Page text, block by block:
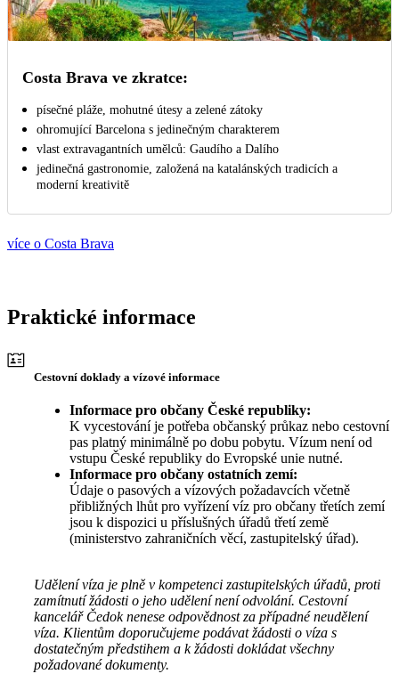
Costa Brava ve zkratce:
písečné pláže, mohutné útesy a zelené zátoky
ohromující Barcelona s jedinečným charakterem
vlast extravagantních umělců: Gaudího a Dalího
jedinečná gastronomie, založená na katalánských tradicích a
moderní kreativitě
více o Costa Brava
Praktické informace
Cestovní doklady a vízové informace
Informace pro občany České republiky:
K vycestování je potřeba občanský průkaz nebo cestovní
pas platný minimálně po dobu pobytu. Vízum není od
vstupu České republiky do Evropské unie nutné.
Informace pro občany ostatních zemí:
Údaje o pasových a vízových požadavcích včetně
přibližných lhůt pro vyřízení víz pro občany třetích zemí
jsou k dispozici u příslušných úřadů třetí země
(ministerstvo zahraničních věcí, zastupitelský úřad).
Udělení víza je plně v kompetenci zastupitelských úřadů, proti
zamítnutí žádosti o jeho udělení není odvolání. Cestovní
kancelář Čedok nenese odpovědnost za případné neudělení
víza. Klientům doporučujeme podávat žádosti o víza s
dostatečným předstihem a k žádosti dokládat všechny
požadované dokumenty.